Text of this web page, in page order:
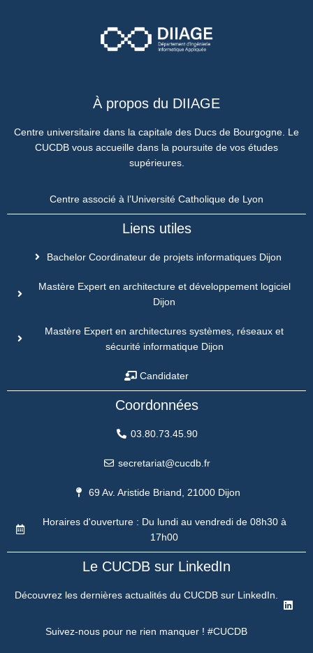
À propos du DIIAGE
Centre universitaire dans la capitale des Ducs de Bourgogne. Le
CUCDB vous accueille dans la poursuite de vos études
supérieures.
Centre associé à l’Université Catholique de Lyon
Liens utiles
Bachelor Coordinateur de projets informatiques Dijon
Mastère Expert en architecture et développement logiciel
Dijon
Mastère Expert en architectures systèmes, réseaux et
sécurité informatique Dijon
Candidater
Coordonnées
03.80.73.45.90
secretariat@cucdb.fr
69 Av. Aristide Briand, 21000 Dijon
Horaires d'ouverture : Du lundi au vendredi de 08h30 à
17h00
Le CUCDB sur LinkedIn
Découvrez les dernières actualités du CUCDB sur LinkedIn.
Suivez-nous pour ne rien manquer ! #CUCDB